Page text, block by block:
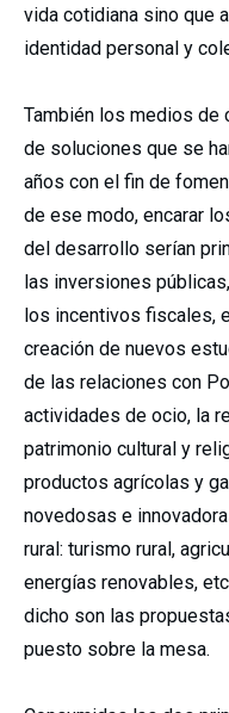
vida cotidiana sino que
identidad personal y
También los medios de
de soluciones que se
años con el fin de
de ese modo, encarar
del desarrollo serían
las inversiones
los incentivos fiscales,
creación de nuevos
de las relaciones con
actividades de ocio, la
patrimonio cultural y
productos agrícolas y
novedosas e
rural: turismo rural,
energías renovables,
dicho son las
puesto sobre la mesa.